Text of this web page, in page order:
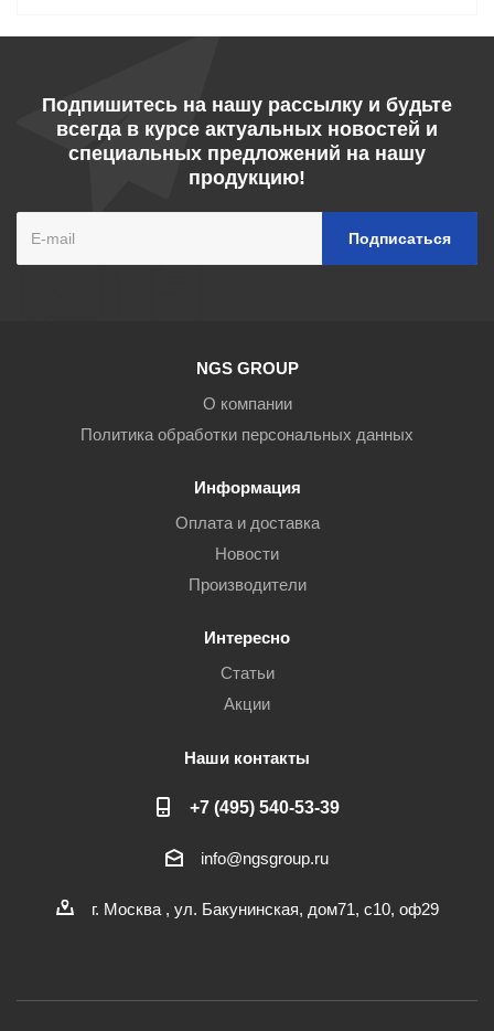
Подпишитесь на нашу рассылку и будьте
всегда в курсе актуальных новостей и
специальных предложений на нашу
продукцию!
NGS GROUP
О компании
Политика обработки персональных данных
Информация
Оплата и доставка
Новости
Производители
Интересно
Статьи
Акции
Наши контакты
+7 (495) 540-53-39
info@ngsgroup.ru
г. Москва , ул. Бакунинская, дом71, с10, оф29